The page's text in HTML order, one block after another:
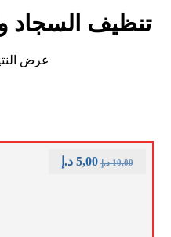
تنظيف السجاد
عرض
10,00 د.إ 5,00 د.إ